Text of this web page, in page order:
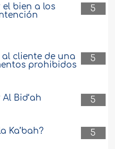
5
el bien a los
5
cliente de una
prohibidos
5
Bid‘ah
5
Ka’bah?